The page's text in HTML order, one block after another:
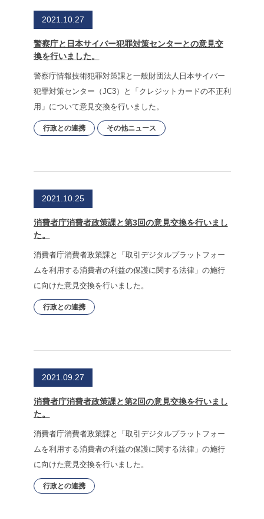
2021.10.27
警察庁と日本サイバー犯罪対策センターとの意見交
換を行いました。
警察庁情報技術犯罪対策課と一般財団法人日本サイバー
犯罪対策センター（JC3）と「クレジットカードの不正利
用」について意見交換を行いました。
行政との連携 その他ニュース
2021.10.25
消費者庁消費者政策課と第3回の意見交換を行いまし
た。
消費者庁消費者政策課と「取引デジタルプラットフォー
ムを利用する消費者の利益の保護に関する法律」の施行
に向けた意見交換を行いました。
行政との連携
2021.09.27
消費者庁消費者政策課と第2回の意見交換を行いまし
た。
消費者庁消費者政策課と「取引デジタルプラットフォー
ムを利用する消費者の利益の保護に関する法律」の施行
に向けた意見交換を行いました。
行政との連携